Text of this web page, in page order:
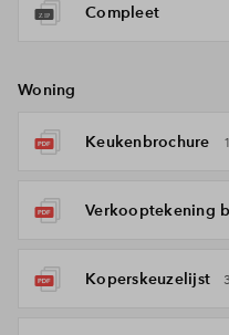
Compleet
Woning
Keukenbrochure
Verkooptekening
Koperskeuzelijst